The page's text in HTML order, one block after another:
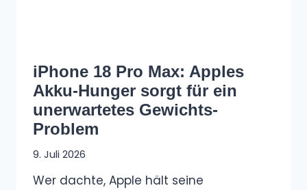
iPhone 18 Pro Max: Apples
Akku-Hunger sorgt für ein
unerwartetes Gewichts-
Problem
9. Juli 2026
Wer dachte, Apple hält seine